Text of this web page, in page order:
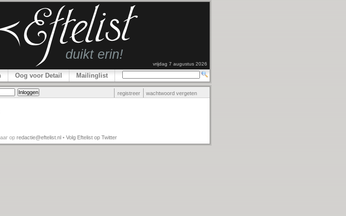
vrijdag 7 augustus 2026
Oog voor Detail Mailinglist
registreer wachtwoord vergeten
op redactie@eftelist.nl • Volg Eftelist op Twitter